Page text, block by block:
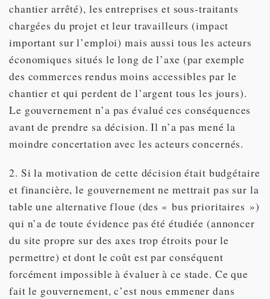
chantier arrêté), les entreprises et sous-traitants
chargées du projet et leur travailleurs (impact
important sur l’emploi) mais aussi tous les acteurs
économiques situés le long de l’axe (par exemple
des commerces rendus moins accessibles par le
chantier et qui perdent de l’argent tous les jours).
Le gouvernement n’a pas évalué ces conséquences
avant de prendre sa décision. Il n’a pas mené la
moindre concertation avec les acteurs concernés.
2. Si la motivation de cette décision était budgétaire
et financière, le gouvernement ne mettrait pas sur la
table une alternative floue (des « bus prioritaires »)
qui n’a de toute évidence pas été étudiée (annoncer
du site propre sur des axes trop étroits pour le
permettre) et dont le coût est par conséquent
forcément impossible à évaluer à ce stade. Ce que
fait le gouvernement, c’est nous emmener dans